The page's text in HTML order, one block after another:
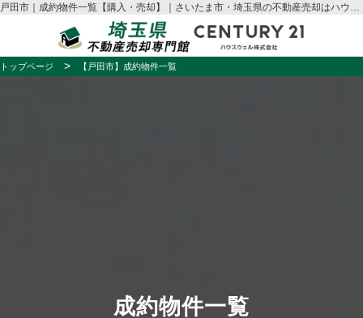
戸田市｜成約物件一覧【購入・売却】｜さいたま市・埼玉県の不動産売却はハウスウェル
トップページ 【戸田市】成約物件一覧
成約物件一覧